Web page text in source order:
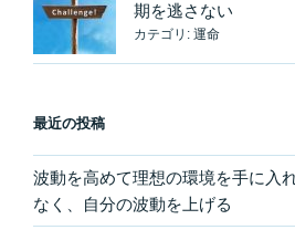
期を逃さない
カテゴリ: 運命
最近の投稿
波動を高めて理想の環境を手に
なく、自分の波動を上げる